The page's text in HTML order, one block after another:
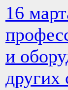
16
и
других